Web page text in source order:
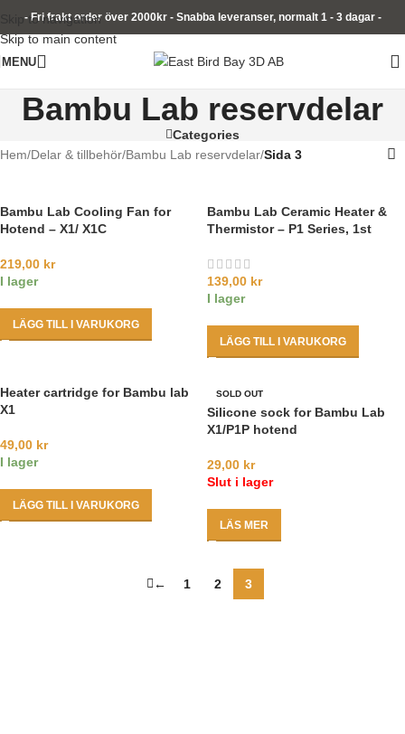
Skip to navigation
Skip to main content
- Fri frakt order över 2000kr - Snabba leveranser, normalt 1 - 3 dagar -
MENU
Bambu Lab reservdelar
Categories
Hem/Delar & tillbehör/Bambu Lab reservdelar/Sida 3
Bambu Lab Cooling Fan for
Hotend – X1/ X1C
219,00 kr
I lager
LÄGG TILL I VARUKORG
Bambu Lab Ceramic Heater &
Thermistor – P1 Series, 1st
139,00 kr
I lager
LÄGG TILL I VARUKORG
Heater cartridge for Bambu lab
X1
49,00 kr
I lager
LÄGG TILL I VARUKORG
SOLD OUT
Silicone sock for Bambu Lab
X1/P1P hotend
29,00 kr
Slut i lager
LÄS MER
← 1 2 3